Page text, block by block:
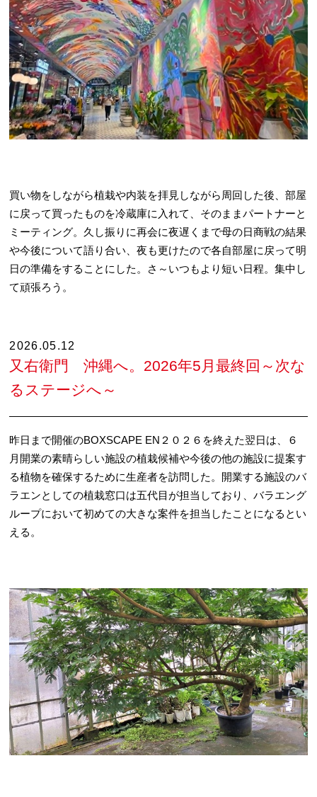
買い物をしながら植栽や内装を拝見しながら周回した後、部屋
に戻って買ったものを冷蔵庫に入れて、そのままパートナーと
ミーティング。久し振りに再会に夜遅くまで母の日商戦の結果
や今後について語り合い、夜も更けたので各自部屋に戻って明
日の準備をすることにした。さ～いつもより短い日程。集中し
て頑張ろう。
2026.05.12
又右衛門 沖縄へ。2026年5月最終回～次な
るステージへ～
昨日まで開催のBOXSCAPE EN２０２６を終えた翌日は、６
月開業の素晴らしい施設の植栽候補や今後の他の施設に提案す
る植物を確保するために生産者を訪問した。開業する施設のバ
ラエンとしての植栽窓口は五代目が担当しており、バラエング
ループにおいて初めての大きな案件を担当したことになるとい
える。